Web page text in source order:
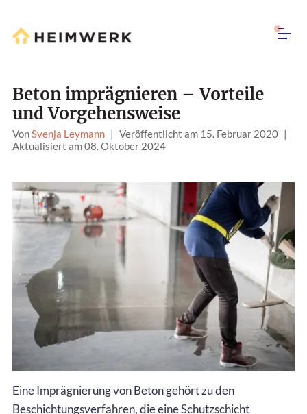
Beton imprägnieren – Vorteile
und Vorgehensweise
VonSvenja Leymann | Veröffentlicht am 15. Februar 2020 |
Aktualisiert am 08. Oktober 2024
Eine Imprägnierung von Beton gehört zu den
Beschichtungsverfahren, die eine Schutzschicht